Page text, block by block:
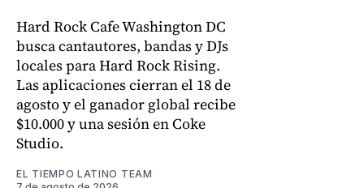
Hard Rock Cafe Washington DC
busca cantautores, bandas y DJs
locales para Hard Rock Rising.
Las aplicaciones cierran el 18 de
agosto y el ganador global recibe
$10.000 y una sesión en Coke
Studio.
EL TIEMPO LATINO TEAM